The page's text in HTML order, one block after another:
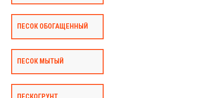
ПЕСОК ОБОГАЩЕННЫЙ
ПЕСОК МЫТЫЙ